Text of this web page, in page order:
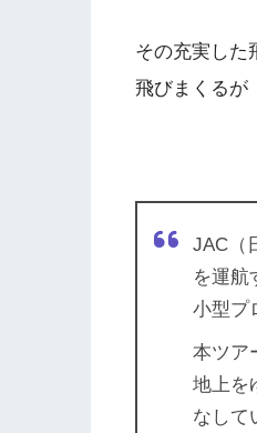
その充実した
飛びまくるが
JAC（
を運航
小型プ
本ツア
地上を
なして